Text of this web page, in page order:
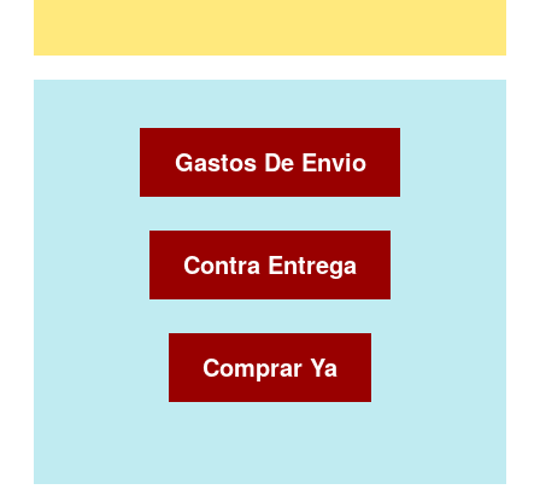
Gastos De Envio
Contra Entrega
Comprar Ya